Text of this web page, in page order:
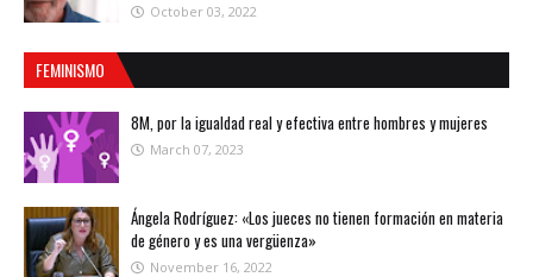
October 03, 2022
FEMINISMO
8M, por la igualdad real y efectiva entre hombres y mujeres
March 07, 2023
Ángela Rodríguez: «Los jueces no tienen formación en materia
de género y es una vergüenza»
November 16, 2022